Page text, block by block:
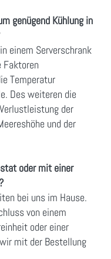
genügend Kühlung in
einem Serverschrank
Faktoren
Temperatur
Des weiteren die
der
und der
oder mit einer
bei uns im Hause.
von einem
oder einer
mit der Bestellung